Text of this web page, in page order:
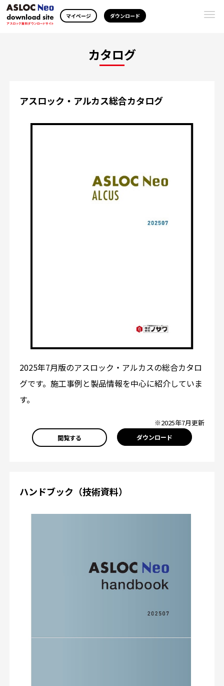
マイページ ダウンロード
カタログ
アスロック・アルカス総合カタログ
2025年7月版のアスロック・アルカスの総合カタロ
グです。施工事例と製品情報を中心に紹介していま
す。
※2025年7月更新
閲覧する ダウンロード
ハンドブック（技術資料）